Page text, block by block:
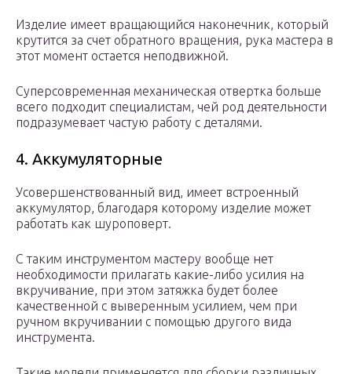
Изделие имеет вращающийся наконечник, который
крутится за счет обратного вращения, рука мастера в
этот момент остается неподвижной.
Суперсовременная механическая отвертка больше
всего подходит специалистам, чей род деятельности
подразумевает частую работу с деталями.
4. Аккумуляторные
Усовершенствованный вид, имеет встроенный
аккумулятор, благодаря которому изделие может
работать как шуроповерт.
С таким инструментом мастеру вообще нет
необходимости прилагать какие-либо усилия на
вкручивание, при этом затяжка будет более
качественной с выверенным усилием, чем при
ручном вкручивании с помощью другого вида
инструмента.